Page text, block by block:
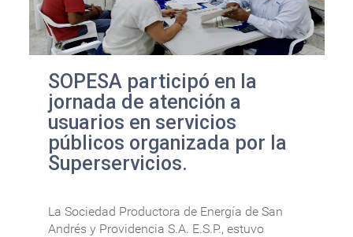
SOPESA participó en la
jornada de atención a
usuarios en servicios
públicos organizada por la
Superservicios.
La Sociedad Productora de Energía de San
Andrés y Providencia S.A. E.S.P., estuvo